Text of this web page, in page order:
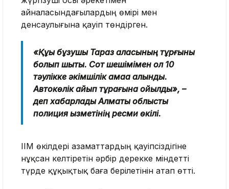
айналасындағылардың өмірі мен
денсаулығына қауіп төндірген.
«Құқық бұзушы Тараз қаласының тұрғыны
болып шықты. Сот шешімімен ол 10
тәулікке әкімшілік қамаққа алынды.
Автокөлік айып тұрағына қойылды», –
деп хабарлады Алматы облыстық
полиция қызметінің ресми өкілі.
ІІМ өкілдері азаматтардың қауіпсіздігіне
нұқсан келтіретін әрбір дерекке міндетті
түрде құқықтық баға берілетінін атап өтті.